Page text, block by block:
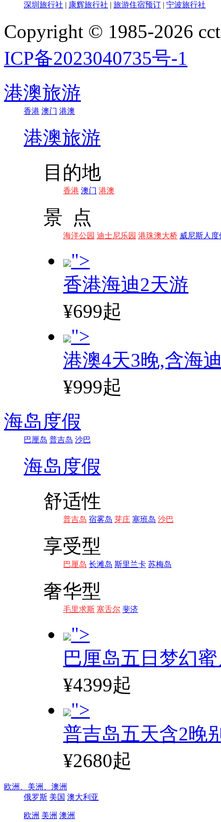
深圳旅行社 | 康辉旅行社 | 旅游住宿预订 | 宁波旅行社
Copyright © 1985-2026
ICP备2023040735号-1
港澳旅游
香港 澳门 港澳
港澳旅游
目的地
香港 澳门 港澳
景 点
海洋公园 迪士尼乐园 港珠澳大桥 威尼斯人度
">
香港海迪2天游
¥699起
">
港澳4天3晚,含海
¥999起
海岛度假
巴厘岛 普吉岛 沙巴
海岛度假
舒适性
普吉岛 宿雾岛 芽庄 塞班岛 沙巴
享受型
巴厘岛 长滩岛 斯里兰卡 苏梅岛
奢华型
毛里求斯 塞舌尔 斐济
">
巴厘岛五日梦幻
¥4399起
">
普吉岛五天含2晚
¥2680起
欧洲、 美洲、 澳洲
俄罗斯 美国 澳大利亚
欧洲 美洲 澳洲